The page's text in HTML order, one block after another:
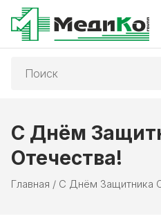
С Днём
Отечества!
Главная / С Днём Защитника